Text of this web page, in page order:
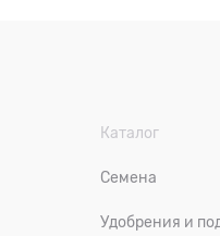
Каталог
Семена
Удобрения и